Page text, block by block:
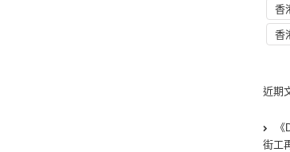
香
香
近期
街工